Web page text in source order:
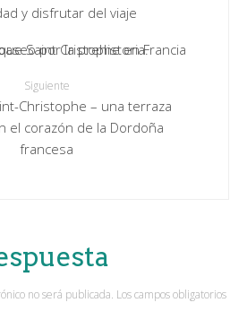
y disfrutar del viaje
Siguiente
Christophe – una terraza
el corazón de la Dordoña
francesa
no será publicada. Los campos obligatorios